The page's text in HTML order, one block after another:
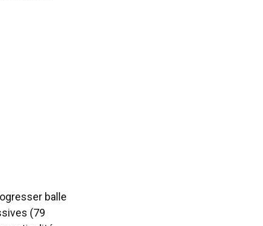
balle
(79